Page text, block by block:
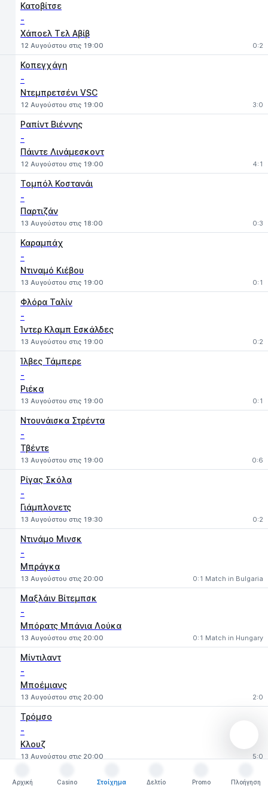
Κατοβίτσε
-
Χάποελ Τελ Αβίβ
12 Αυγούστου στις 19:00 0:2
Κοπεγχάγη
-
Ντεμπρετσένι VSC
12 Αυγούστου στις 19:00 3:0
Ραπίντ Βιέννης
-
Πάιντε Λινάμεσκοντ
12 Αυγούστου στις 19:00 4:1
Τομπόλ Κοστανάι
-
Παρτιζάν
13 Αυγούστου στις 18:00 0:3
Καραμπάχ
-
Ντιναμό Κιέβου
13 Αυγούστου στις 19:00 0:1
Φλόρα Ταλίν
-
Ίντερ Κλαμπ Εσκάλδες
13 Αυγούστου στις 19:00 0:2
Ίλβες Τάμπερε
-
Ριέκα
13 Αυγούστου στις 19:00 0:1
Ντουνάισκα Στρέντα
-
Τβέντε
13 Αυγούστου στις 19:00 0:6
Ρίγας Σκόλα
-
Γιάμπλονετς
13 Αυγούστου στις 19:30 0:2
Ντινάμο Μινσκ
-
Μπράγκα
13 Αυγούστου στις 20:00 0:1 Match in Bulgaria
Μαξλάιν Βίτεμπσκ
-
Μπόρατς Μπάνια Λούκα
13 Αυγούστου στις 20:00 0:1 Match in Hungary
Μίντιλαντ
-
Μποέμιανς
13 Αυγούστου στις 20:00 2:0
Τρόμσο
-
Κλουζ
13 Αυγούστου στις 20:00 5:0
Αρχική
Casino
Στοίχημα
Δελτίο
Promo
Πλοήγηση